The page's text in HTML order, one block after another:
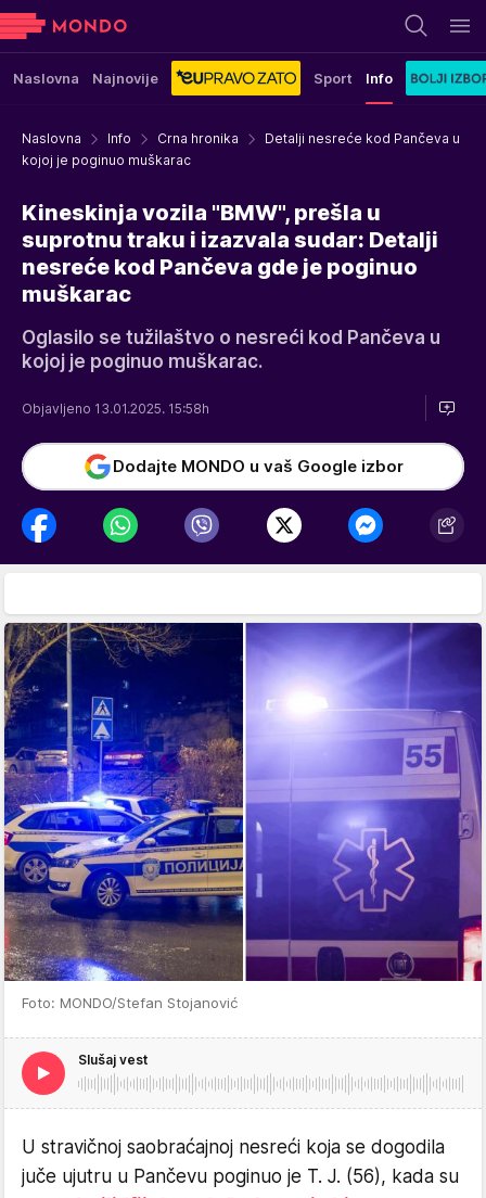
Naslovna Najnovije Sport Info
Naslovna Info Crna hronika
Detalji nesreće kod Pančeva u
kojoj je poginuo muškarac
Kineskinja vozila "BMW", prešla u
suprotnu traku i izazvala sudar: Detalji
nesreće kod Pančeva gde je poginuo
muškarac
Oglasilo se tužilaštvo o nesreći kod Pančeva u
kojoj je poginuo muškarac.
Objavljeno 13.01.2025. 15:58h
Dodajte MONDO u vaš Google izbor
Foto: MONDO/Stefan Stojanović
Slušaj vest
U stravičnoj saobraćajnoj nesreći koja se dogodila
juče ujutru u Pančevu poginuo je T. J. (56), kada su